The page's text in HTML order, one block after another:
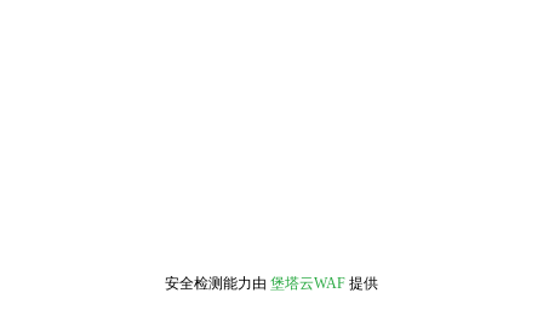
安全检测能力由 堡塔云WAF 提供